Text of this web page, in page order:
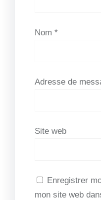
Nom *
Adresse de
Site web
Enregistrer
mon site web